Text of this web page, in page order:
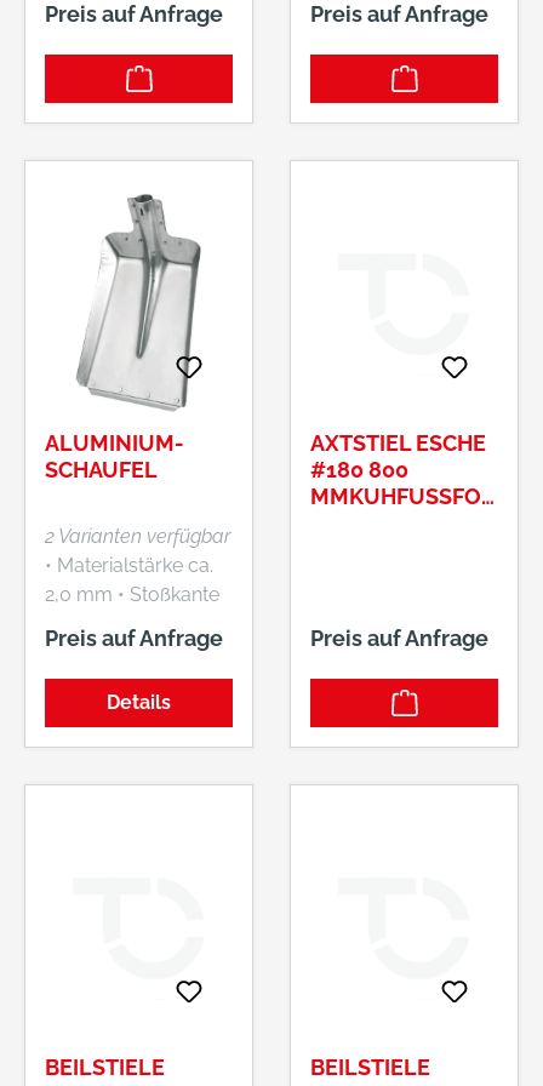
Kunststoffdeckel: mit
Klemmeinsatz •
Schnell aufzubauen
mit Tragegriff.
Hersteller: Nölle
Profi Brush Bürsten-
& Pinseltechnik e.K.,
Simonshöfchen 57,
42327 Wuppertal,
DE, +49202273260,
info@n-p-b.de
Preis auf Anfrage Preis auf Anfrage
ALUMINIUM-
SCHAUFEL
2 Varianten verfügbar
• Materialstärke ca.
2,0 mm • Stoßkante
verzinkt Lieferung:
Ohne Stiel.
Preis auf Anfrage
Details
AXTSTIEL ESCHE
#180 800
MMKUHFUSSFORM
Preis auf Anfrage
BEILSTIELE
BEILSTIELE